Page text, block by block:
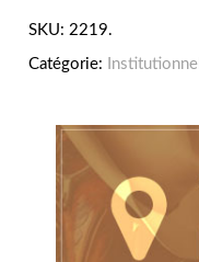
SKU: 2219.
Catégorie: Institutionnel